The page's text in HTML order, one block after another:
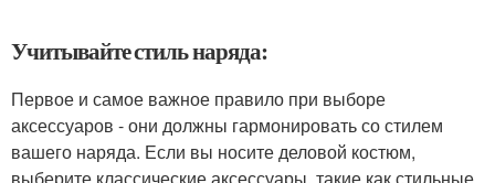
Учитывайте стиль наряда:
Первое и самое важное правило при выборе
аксессуаров - они должны гармонировать со стилем
вашего наряда. Если вы носите деловой костюм,
выберите классические аксессуары, такие как стильные